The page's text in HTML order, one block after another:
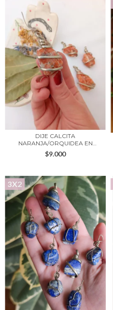
DIJE CALCITA
NARANJA/ORQUIDEA EN
BRUTO
$9.000
3X2